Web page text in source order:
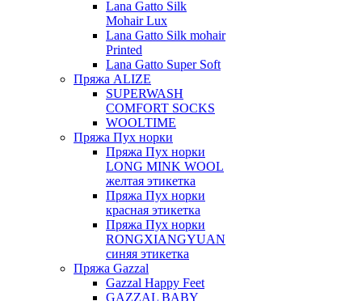
Lana Gatto Silk
Mohair Lux
Lana Gatto Silk mohair
Printed
Lana Gatto Super Soft
Пряжа ALIZE
SUPERWASH
COMFORT SOCKS
WOOLTIME
Пряжа Пух норки
Пряжа Пух норки
LONG MINK WOOL
желтая этикетка
Пряжа Пух норки
красная этикетка
Пряжа Пух норки
RONGXIANGYUAN
синяя этикетка
Пряжа Gazzal
Gazzal Happy Feet
GAZZAL BABY